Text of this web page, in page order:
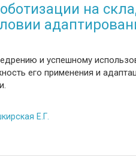
на
и успешному
его применения и
Е.Г.